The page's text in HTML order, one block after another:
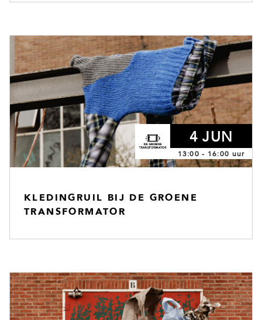
4 JUN
13:00 - 16:00 uur
KLEDINGRUIL BIJ DE GROENE
TRANSFORMATOR